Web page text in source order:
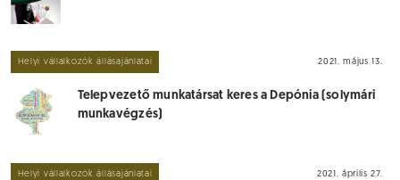
Helyi vállalkozók állásajánlatai 2021. május 13.
Telepvezető munkatársat keres a Depónia (solymári
munkavégzés)
Helyi vállalkozók állásajánlatai 2021. április 27.